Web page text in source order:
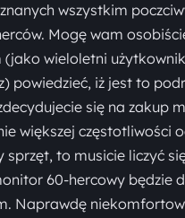
wszystkim
Mogę wam
(jako wieloletni użytkownik
powiedzieć, iż jest to
się na zakup
większej częstotliwości
sprzęt, to musicie liczyć
60-hercowy będzie
Naprawdę